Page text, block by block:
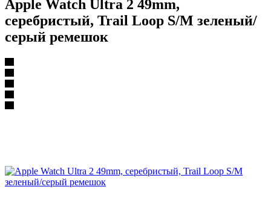
Apple Watch Ultra 2 49mm,
серебристый, Trail Loop S/M зеленый/
серый ремешок